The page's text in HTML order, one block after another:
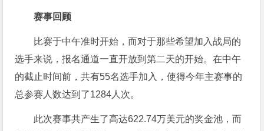
赛事回顾
比赛于中午准时开始，而对于那些希望加入战局的
选手来说，报名通道一直开放到第二天的开始。在中午
的截止时间前，共有55名选手加入，使得今年主赛事的
总参赛人数达到了1284人次。
此次赛事共产生了高达622.74万美元的奖金池，而